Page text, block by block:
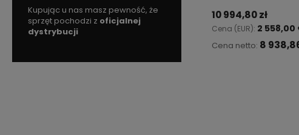
Kupując u nas masz pewność, że
sprzęt pochodzi z oficjalnej
dystrybucji
27.12.2011r nieprzerwanie
uczestniczymy w programie
Rzetelna Firma
10 994,80 zł
Cena (EUR): 2 558,00
Cena netto: 8